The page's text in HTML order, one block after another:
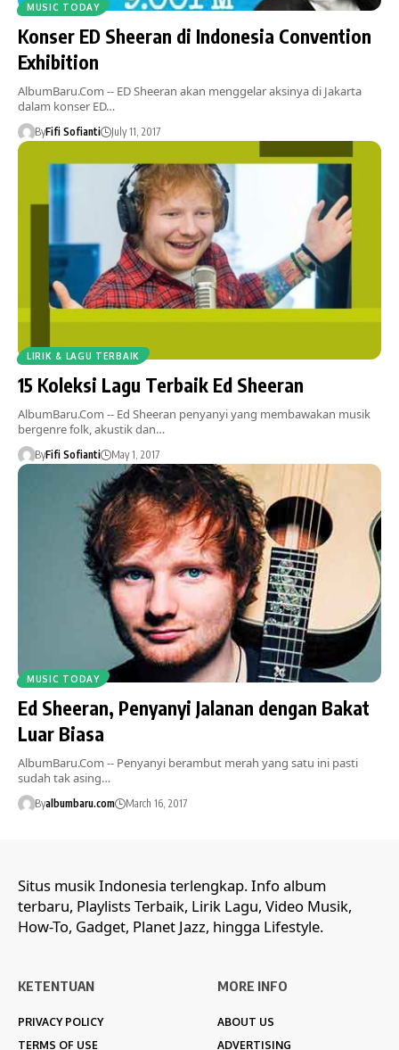
MUSIC TODAY
Konser ED Sheeran di Indonesia Convention
Exhibition
AlbumBaru.Com -- ED Sheeran akan menggelar aksinya di Jakarta
dalam konser ED…
ByFifi Sofianti July 11, 2017
LIRIK & LAGU TERBAIK
15 Koleksi Lagu Terbaik Ed Sheeran
AlbumBaru.Com -- Ed Sheeran penyanyi yang membawakan musik
bergenre folk, akustik dan…
ByFifi Sofianti May 1, 2017
MUSIC TODAY
Ed Sheeran, Penyanyi Jalanan dengan Bakat
Luar Biasa
AlbumBaru.Com -- Penyanyi berambut merah yang satu ini pasti
sudah tak asing…
Byalbumbaru.com March 16, 2017
Situs musik Indonesia terlengkap. Info album
terbaru, Playlists Terbaik, Lirik Lagu, Video Musik,
How-To, Gadget, Planet Jazz, hingga Lifestyle.
KETENTUAN
PRIVACY POLICY
TERMS OF USE
MORE INFO
ABOUT US
ADVERTISING